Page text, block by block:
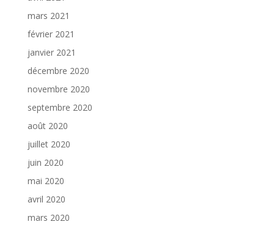
mars 2021
février 2021
janvier 2021
décembre 2020
novembre 2020
septembre 2020
août 2020
juillet 2020
juin 2020
mai 2020
avril 2020
mars 2020